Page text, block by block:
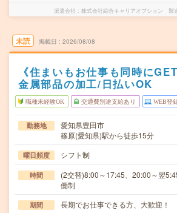
派遣会社 株式会社綜合キャリアオプション 製
未読 掲載日 2026/08/08
《住まいもお仕事も同時に
金属部品の加工/日払いOK
職種未経験OK 交通費別途支給あり WEB登
勤務地
愛知県豊田市
篠原(愛知県)駅から徒歩15分
曜日頻度 シフト制
時間
(2交替)8:00～17:45、20:00～翌
働制
期間 長期でお仕事できる方、大歓迎！